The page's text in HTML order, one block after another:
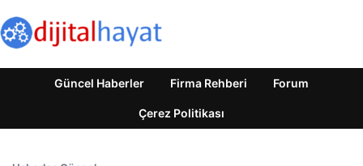
Güncel Haberler Firma Rehberi Forum
Çerez Politikası